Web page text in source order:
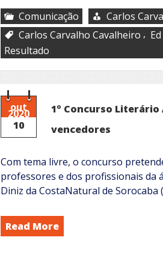
Comunicação
Carlos
Carlos Carvalho Cavalheiro ,
Resultado
out
2020
10
1º Concurso Literário
vencedores
Com tema livre, o concurso
professores e dos profissionais da
Diniz da CostaNatural de Sorocaba
Read More